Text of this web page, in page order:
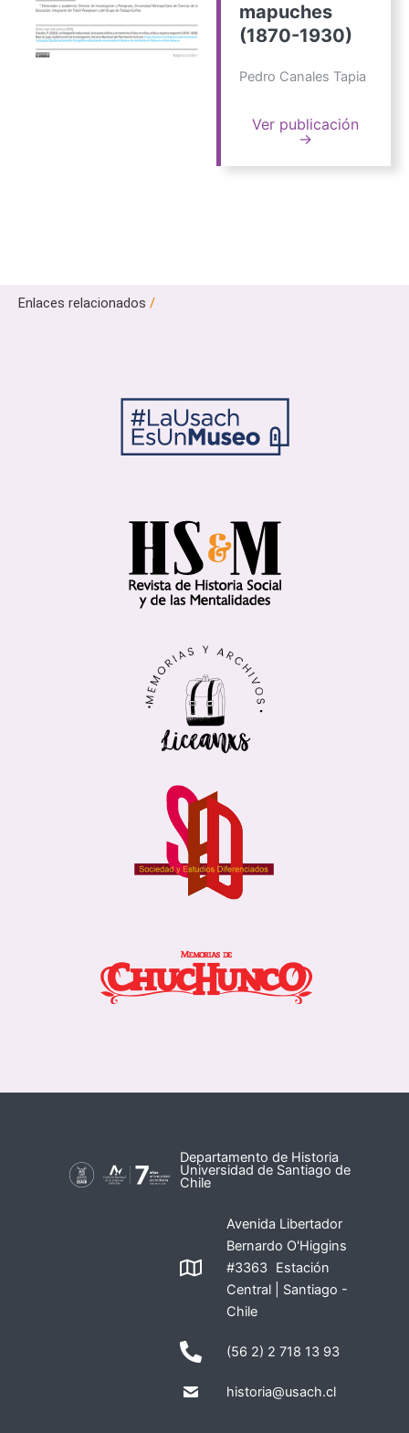
mapuches
(1870-1930)
Pedro Canales Tapia
Ver publicación
→
Enlaces relacionados /
Departamento de Historia
Universidad de Santiago de
Chile
Avenida Libertador
Bernardo O'Higgins
#3363 Estación
Central | Santiago -
Chile
(56 2) 2 718 13 93
historia@usach.cl